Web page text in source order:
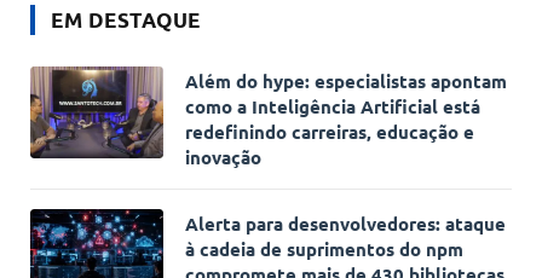
EM DESTAQUE
Além do hype: especialistas apontam
como a Inteligência Artificial está
redefinindo carreiras, educação e
inovação
Alerta para desenvolvedores: ataque
à cadeia de suprimentos do npm